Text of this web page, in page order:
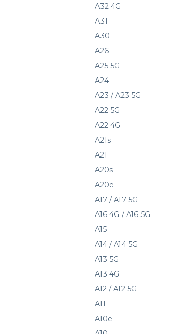
A32 4G
A31
A30
A26
A25 5G
A24
A23 / A23 5G
A22 5G
A22 4G
A21s
A21
A20s
A20e
A17 / A17 5G
A16 4G / A16 5G
A15
A14 / A14 5G
A13 5G
A13 4G
A12 / A12 5G
A11
A10e